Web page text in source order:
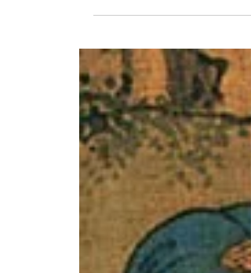
La etnia Pumi es una de
uno de los pueblos
del último censo, cuenta